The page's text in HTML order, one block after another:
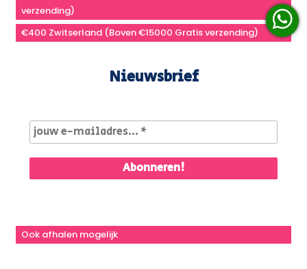
verzending)
€400 Zwitserland (Boven €15000 Gratis verzending)
Nieuwsbrief
Ook afhalen mogelijk